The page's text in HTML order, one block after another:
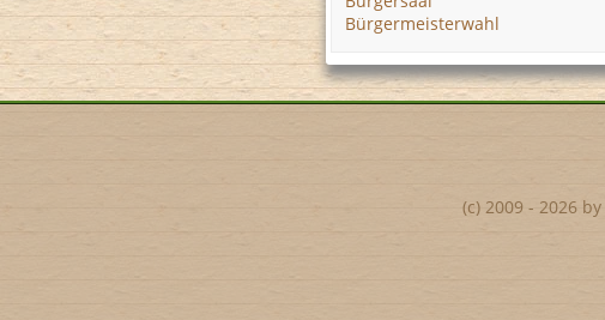
Bürgermeisterwahl
(c) 2009 - 2026 by